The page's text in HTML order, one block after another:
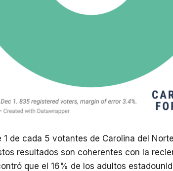
1 de cada 5 votantes de Carolina del
resultados son coherentes con la
que el 16% de los adultos